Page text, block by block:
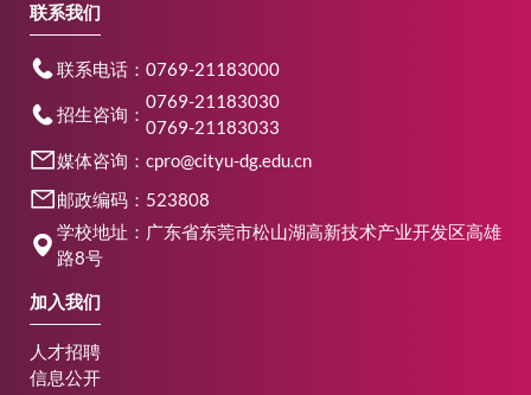
联系我们
联系电话：0769-21183000
招生咨询：
0769-21183030
0769-21183033
媒体咨询：cpro@cityu-dg.edu.cn
邮政编码：523808
学校地址：广东省东莞市松山湖高新技术产业开发区高雄
路8号
加入我们
人才招聘
信息公开